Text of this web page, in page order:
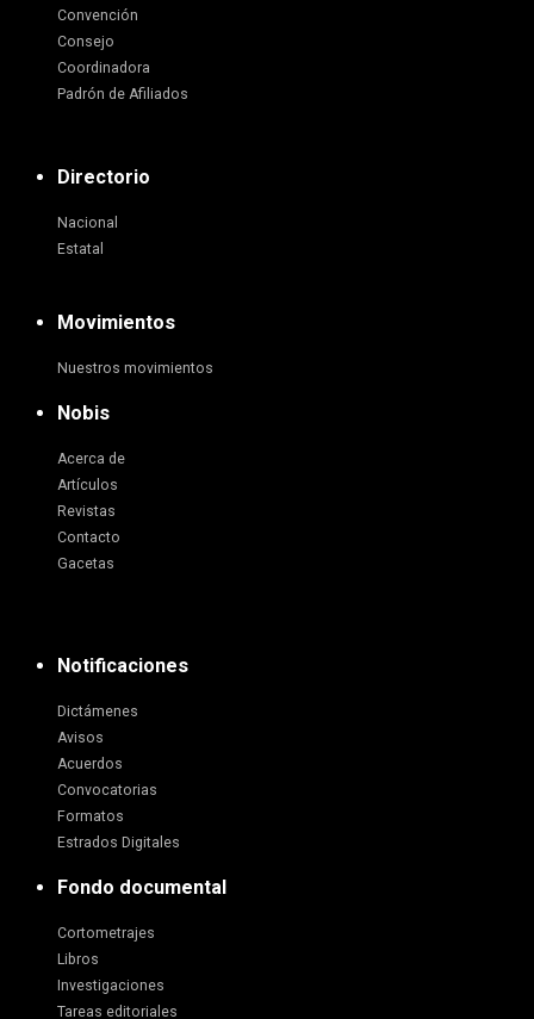
Convención
Consejo
Coordinadora
Padrón de Afiliados
Directorio
Nacional
Estatal
Movimientos
Nuestros movimientos
Nobis
Acerca de
Artículos
Revistas
Contacto
Gacetas
Notificaciones
Dictámenes
Avisos
Acuerdos
Convocatorias
Formatos
Estrados Digitales
Fondo documental
Cortometrajes
Libros
Investigaciones
Tareas editoriales